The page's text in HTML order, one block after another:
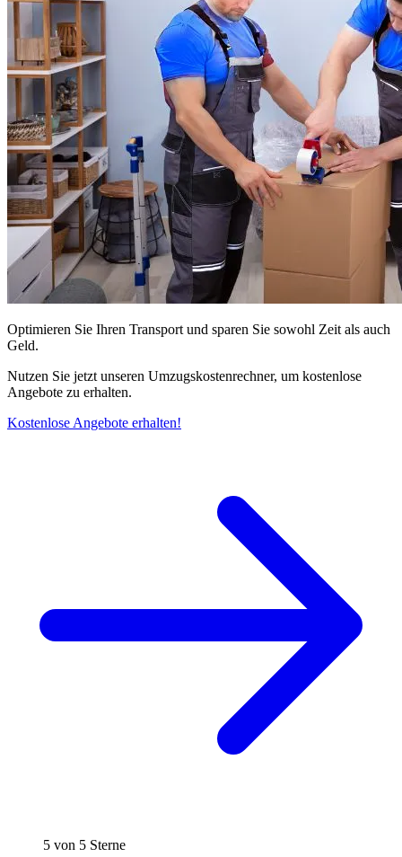
Optimieren Sie Ihren Transport und sparen Sie sowohl Zeit als auch
Geld.
Nutzen Sie jetzt unseren Umzugskostenrechner, um kostenlose
Angebote zu erhalten.
Kostenlose Angebote erhalten!
5 von 5 Sterne